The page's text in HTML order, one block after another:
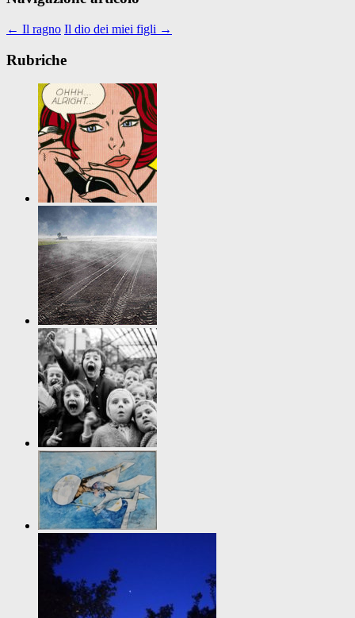
← Il ragno Il dio dei miei figli →
Rubriche